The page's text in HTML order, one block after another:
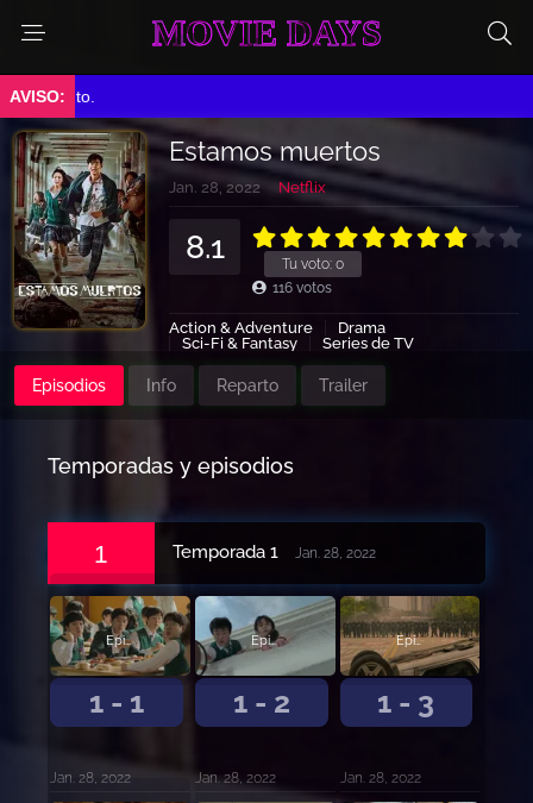
MOVIE DAYS
Estamos muertos
Jan. 28, 2022 Netflix
Tu voto: 0
8.1
116 votos
Action & Adventure
Drama
Sci-Fi & Fantasy
Series de TV
Episodios Info Reparto Trailer
Temporadas y episodios
1 Temporada 1 Jan. 28, 2022
1 - 1
Episodio 1
Jan. 28, 2022
1 - 2
Episodio 2
Jan. 28, 2022
1 - 3
Episodio 3
Jan. 28, 2022